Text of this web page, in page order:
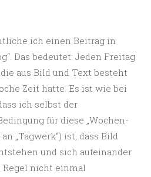
ich einen Beitrag in
Das bedeutet: Jeden Freitag
aus Bild und Text besteht
Zeit hatte. Es ist wie bei
ich selbst der
für diese „Wochen-
„Tagwerk“) ist, dass Bild
und sich aufeinander
Regel nicht einmal